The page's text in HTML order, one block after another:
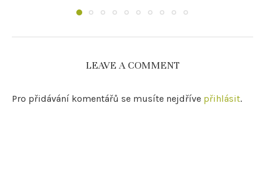
LEAVE A COMMENT
Pro přidávání komentářů se musíte nejdříve přihlásit.